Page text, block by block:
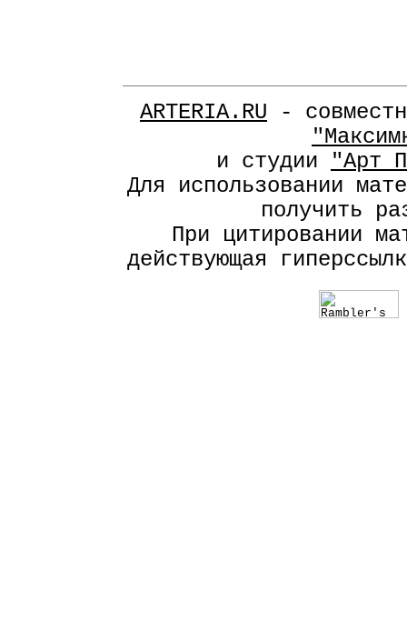
ARTERIA.RU -
и студии
"Арт
Для использовании
получить
При цитировании
действующая